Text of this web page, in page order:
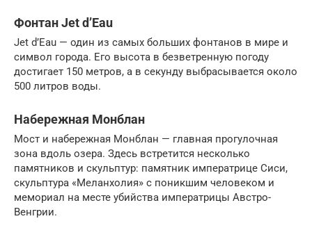
Фонтан Jet d’Eau
Jet d’Eau — один из самых больших фонтанов в мире и
символ города. Его высота в безветренную погоду
достигает 150 метров, а в секунду выбрасывается около
500 литров воды.
Набережная Монблан
Мост и набережная Монблан — главная прогулочная
зона вдоль озера. Здесь встретится несколько
памятников и скульптур: памятник императрице Сиси,
скульптура «Меланхолия» с поникшим человеком и
мемориал на месте убийства императрицы Австро-
Венгрии.